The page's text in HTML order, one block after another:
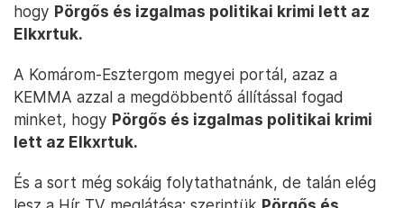
hogy Pörgős és izgalmas politikai krimi lett az
Elkxrtuk.
A Komárom-Esztergom megyei portál, azaz a
KEMMA azzal a megdöbbentő állítással fogad
minket, hogy Pörgős és izgalmas politikai krimi
lett az Elkxrtuk.
És a sort még sokáig folytathatnánk, de talán elég